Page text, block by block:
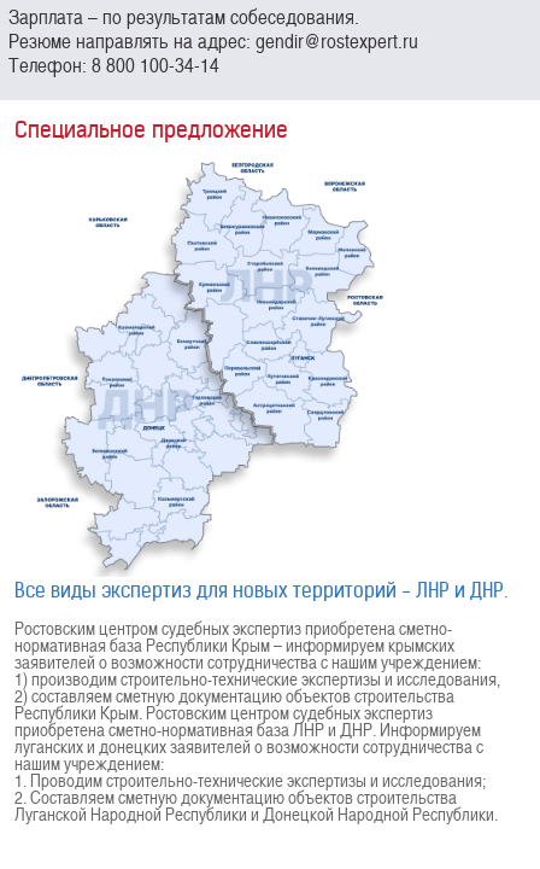
Зарплата – по результатам собеседования.
Резюме направлять на адрес: gendir@rostexpert.ru
Телефон: 8 800 100-34-14
Специальное предложение
Все виды экспертиз для новых территорий - ЛНР и ДНР.
Ростовским центром судебных экспертиз приобретена сметно-
нормативная база Республики Крым – информируем крымских
заявителей о возможности сотрудничества с нашим учреждением:
1) производим строительно-технические экспертизы и исследования,
2) составляем сметную документацию объектов строительства
Республики Крым. Ростовским центром судебных экспертиз
приобретена сметно-нормативная база ЛНР и ДНР. Информируем
луганских и донецких заявителей о возможности сотрудничества с
нашим учреждением:
1. Проводим строительно-технические экспертизы и исследования;
2. Составляем сметную документацию объектов строительства
Луганской Народной Республики и Донецкой Народной Республики.